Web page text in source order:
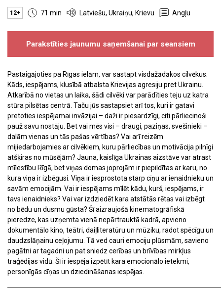
12+ 71 min Latviešu, Ukraiņu, Krievu Angļu
Parakstīties jaunumu saņemšanai par seansiem
Pastaigājoties pa Rīgas ielām, var sastapt visdažādākos cilvēkus.
Kāds, iespējams, klusībā atbalsta Krievijas agresiju pret Ukrainu.
Atkarībā no vietas un laika, šādi cilvēki var parādīties teju uz katra
stūra pilsētas centrā. Taču jūs sastapsiet arī tos, kuri ir gatavi
pretoties iespējamai invāzijai – daži ir piesardzīgi, citi pārliecinoši
pauž savu nostāju. Bet vai mēs visi – draugi, paziņas, svešinieki –
dalām vienas un tās pašas vērtības? Vai arī reizēm
mijiedarbojamies ar cilvēkiem, kuru pārliecības un motivācija pilnīgi
atšķiras no mūsējām? Jauna, kaislīga Ukrainas aizstāve var atrast
mīlestību Rīgā, bet viņas domas joprojām ir piepildītas ar karu, no
kura viņa ir izbēgusi. Viņa ir iesprostota starp cīņu ar ienaidnieku un
savām emocijām. Vai ir iespējams mīlēt kādu, kurš, iespējams, ir
tavs ienaidnieks? Vai var izdziedēt kara atstātās rētas vai izbēgt
no bēdu un dusmu gūsta? Šī aizraujošā kinematogrāfiskā
pieredze, kas uzņemta vienā nepārtrauktā kadrā, apvieno
dokumentālo kino, teātri, daiļliteratūru un mūziku, radot spēcīgu un
daudzslāņainu ceļojumu. Tā ved cauri emociju plūsmām, savieno
pagātni ar tagadni un pat sniedz cerības un brīvības mirkļus
traģēdijas vidū. Šī ir iespēja izpētīt kara emocionālo ietekmi,
personīgās cīņas un dziedināšanas iespējas.